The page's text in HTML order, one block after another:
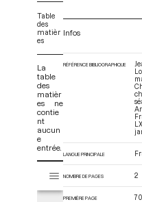
Table
des
matièr
es
La
table
des
matièr
es ne
contie
nt
aucun
e
entrée.
s
Tome LXXXIII - Du
Infos
RÉFÉRENCE BIBLIOGRAPHIQUE
LANGUE PRINCIPALE
NOMBRE DE PAGES 2
PREMIÈRE PAGE